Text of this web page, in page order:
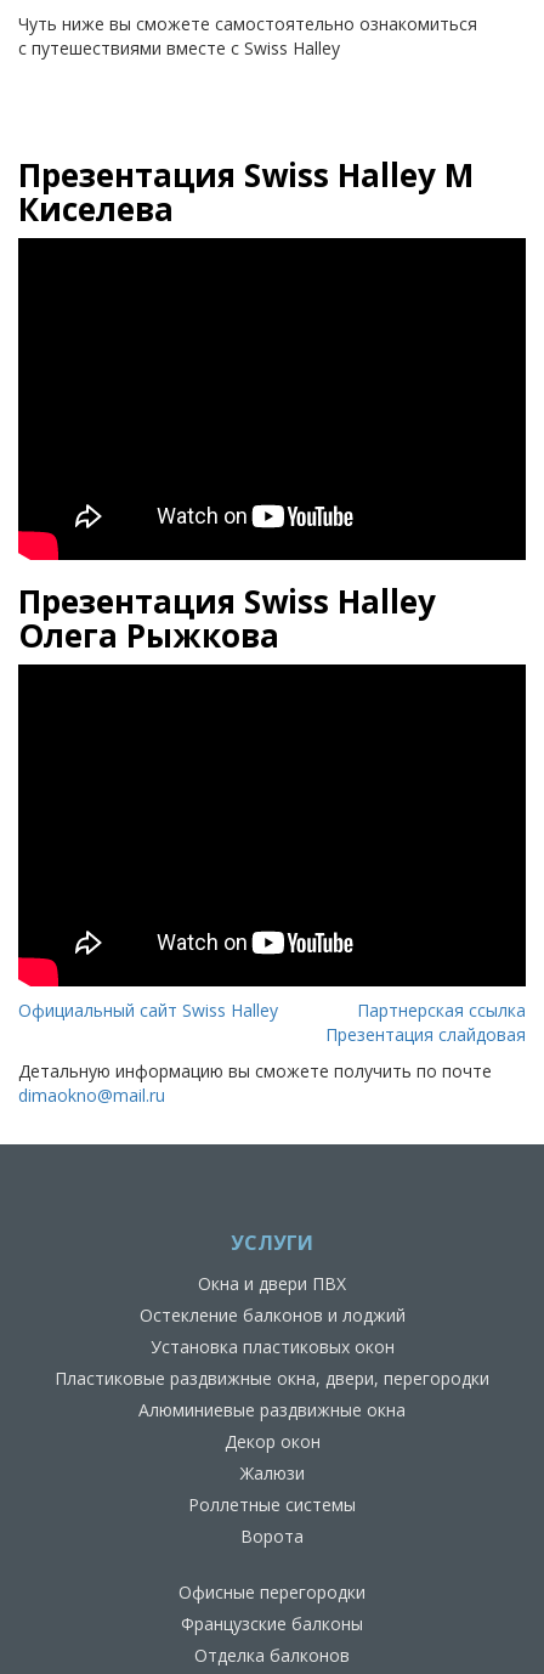
Чуть ниже вы сможете самостоятельно ознакомиться
с путешествиями вместе с Swiss Halley
Презентация Swiss Halley М
Киселева
Презентация Swiss Halley
Олега Рыжкова
Официальный сайт Swiss Halley
Партнерская ссылка
Презентация слайдовая
Детальную информацию вы сможете получить по почте
dimaokno@mail.ru
УСЛУГИ
Окна и двери ПВХ
Остекление балконов и лоджий
Установка пластиковых окон
Пластиковые раздвижные окна, двери, перегородки
Алюминиевые раздвижные окна
Декор окон
Жалюзи
Роллетные системы
Ворота
Офисные перегородки
Французские балконы
Отделка балконов